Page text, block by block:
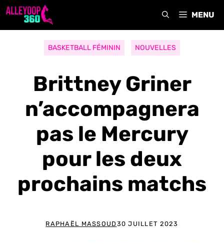
Aller
MENU
BASKETBALL FÉMININ NOUVELLES
Brittney Griner
n’accompagnera
pas le Mercury
pour les deux
prochains matchs
RAPHAËL MASSOUD 30 JUILLET 2023